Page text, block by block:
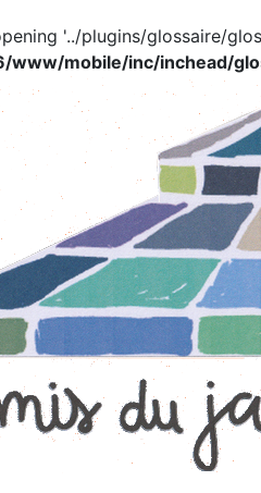
'../plugins/glossaire/
mobile/inc/inchead/